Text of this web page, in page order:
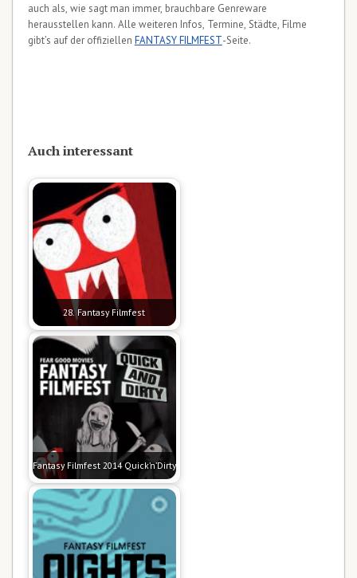
auch als, wie sagt man immer, brauchbare Genreware
herausstellen kann. Alle weiteren Infos, Termine, Städte, Filme
gibt’s auf der offiziellen FANTASY FILMFEST-Seite.
Auch interessant
28. Fantasy Filmfest
Fantasy Filmfest 2014 Quick’n’Dirty